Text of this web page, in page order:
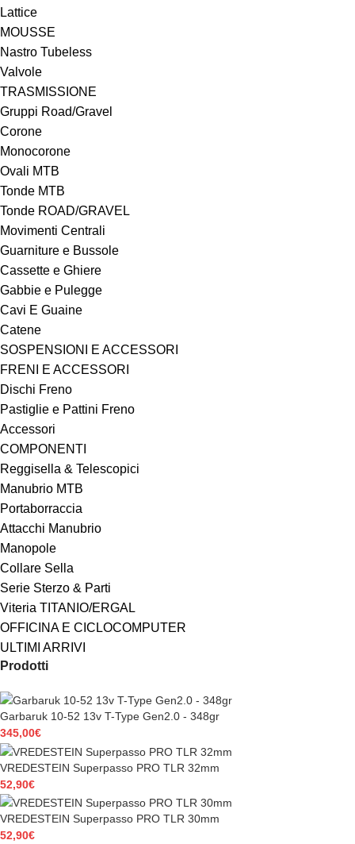
Lattice
MOUSSE
Nastro Tubeless
Valvole
TRASMISSIONE
Gruppi Road/Gravel
Corone
Monocorone
Ovali MTB
Tonde MTB
Tonde ROAD/GRAVEL
Movimenti Centrali
Guarniture e Bussole
Cassette e Ghiere
Gabbie e Pulegge
Cavi E Guaine
Catene
SOSPENSIONI E ACCESSORI
FRENI E ACCESSORI
Dischi Freno
Pastiglie e Pattini Freno
Accessori
COMPONENTI
Reggisella & Telescopici
Manubrio MTB
Portaborraccia
Attacchi Manubrio
Manopole
Collare Sella
Serie Sterzo & Parti
Viteria TITANIO/ERGAL
OFFICINA E CICLOCOMPUTER
ULTIMI ARRIVI
Prodotti
Garbaruk 10-52 13v T-Type Gen2.0 - 348gr
345,00€
VREDESTEIN Superpasso PRO TLR 32mm
52,90€
VREDESTEIN Superpasso PRO TLR 30mm
52,90€